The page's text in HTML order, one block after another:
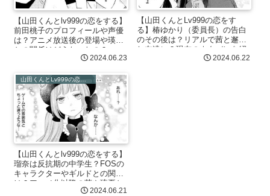
【山田くんとlv999の恋をする】
前田桃子のプロフィールや声優
は？アニメ放送後の登場や瑛太
との関係はどうなったの？
2024.06.23
【山田くんとLv999の恋をす
る】椿ゆかり（委員長）の告白
のその後は？リアルで茜と邂逅
し友達に？現在のネタバレを紹
2024.06.22
【山田くんとlv999の恋をする】
瑠奈は反抗期の中学生？FOSの
キャラクターやギルドとの関連
は？アニメ化以降の茜や琉夏と
2024.06.21